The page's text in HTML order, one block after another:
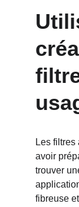
Les
avoir
trouver
fibreuse